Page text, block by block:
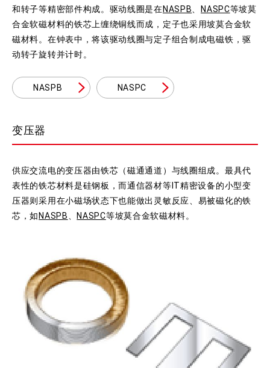
和转子等精密部件构成。驱动线圈是在NASPB NASPC等坡莫
合金软磁材料的铁芯上缠绕铜线而成，定子也采用坡莫合金软
磁材料。在钟表中，将该驱动线圈与定子组合制成电磁铁，驱
动转子旋转并计时。
NASPB NASPC
变压器
供应交流电的变压器由铁芯（磁通通道）与线圈组成。最具代
表性的铁芯材料是硅钢板，而通信器材等IT精密设备的小型变
压器则采用在小磁场状态下也能做出灵敏反应、易被磁化的铁
芯，如 NASPB NASPC等坡莫合金软磁材料。